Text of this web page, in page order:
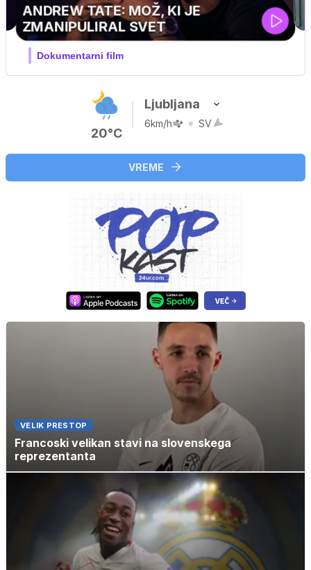
MOJ PRIJATELJ PINGVIN
Film meseca / družinski, pustolovski
20°C
Ljubljana
6km/h SV
VREME
VELIK PRESTOP
Francoski velikan stavi na slovenskega
reprezentanta